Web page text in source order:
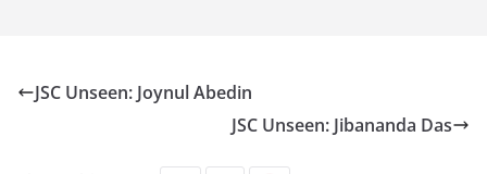
JSC Unseen: Joynul Abedin
JSC Unseen: Jibananda Das